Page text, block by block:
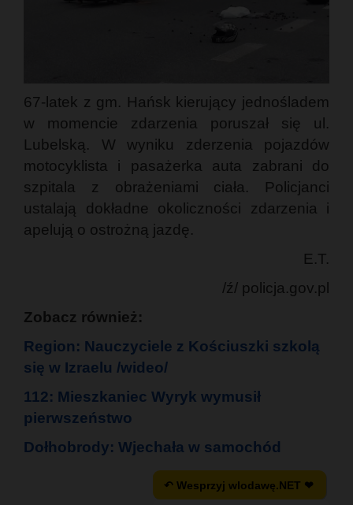
67-latek z gm. Hańsk kierujący jednośladem
w momencie zdarzenia poruszał się ul.
Lubelską. W wyniku zderzenia pojazdów
motocyklista i pasażerka auta zabrani do
szpitala z obrażeniami ciała. Policjanci
ustalają dokładne okoliczności zdarzenia i
apelują o ostrożną jazdę.
E.T.
/ź/ policja.gov.pl
Zobacz również:
Region: Nauczyciele z Kościuszki szkolą
się w Izraelu /wideo/
112: Mieszkaniec Wyryk wymusił
pierwszeństwo
Dołhobrody: Wjechała w samochód
↶ Wesprzyj wlodawę.NET ❤